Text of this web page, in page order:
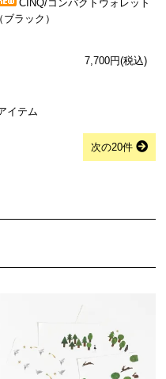
CINQ/コンパクトウォレット
（ブラック）
7,700円(税込)
イテム
次の20件